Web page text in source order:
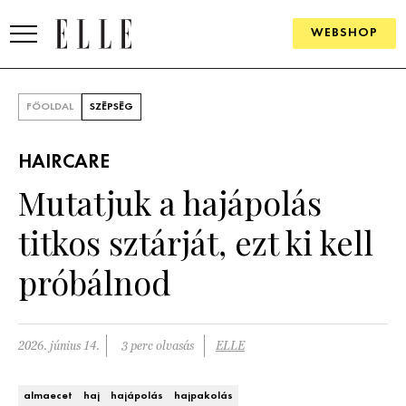
WEBSHOP
SZÉPSÉG
PSZICHÉ
ÉLETMÓD
PÁRKAPCSOLAT
FŐOLDAL SZÉPSÉG
HAIRCARE
Mutatjuk a hajápolás
titkos sztárját, ezt ki kell
próbálnod
2026. június 14. 3 perc olvasás ELLE
almaecet haj hajápolás hajpakolás